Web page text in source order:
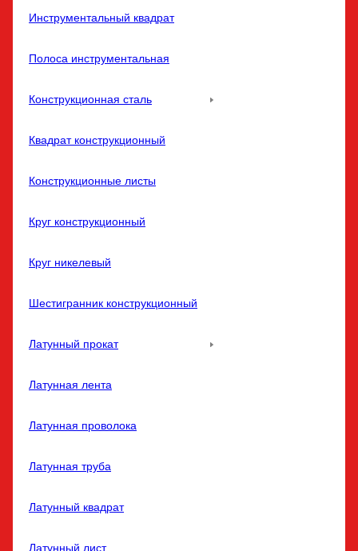
Инструментальный квадрат
Полоса инструментальная
Конструкционная сталь
Квадрат конструкционный
Конструкционные листы
Круг конструкционный
Круг никелевый
Шестигранник конструкционный
Латунный прокат
Латунная лента
Латунная проволока
Латунная труба
Латунный квадрат
Латунный лист